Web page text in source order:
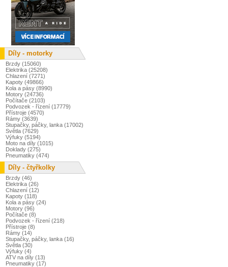
Díly - motorky
Brzdy (15060)
Elektrika (25208)
Chlazení (7271)
Kapoty (49866)
Kola a pásy (8990)
Motory (24736)
Počítače (2103)
Podvozek - řízení (17779)
Přístroje (4570)
Rámy (3639)
Stupačky, páčky, lanka (17002)
Světla (7629)
Výfuky (5194)
Moto na díly (1015)
Doklady (275)
Pneumatiky (474)
Díly - čtyřkolky
Brzdy (46)
Elektrika (26)
Chlazení (12)
Kapoty (118)
Kola a pásy (24)
Motory (96)
Počítače (8)
Podvozek - řízení (218)
Přístroje (8)
Rámy (14)
Stupačky, páčky, lanka (16)
Světla (30)
Výfuky (4)
ATV na díly (13)
Pneumatiky (17)